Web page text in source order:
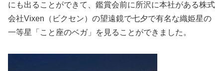
にも出ることができて、鑑賞会前に所沢に本社がある株式
会社Vixen（ビクセン）の望遠鏡で七夕で有名な織姫星の
一等星「こと座のベガ」を見ることができました。